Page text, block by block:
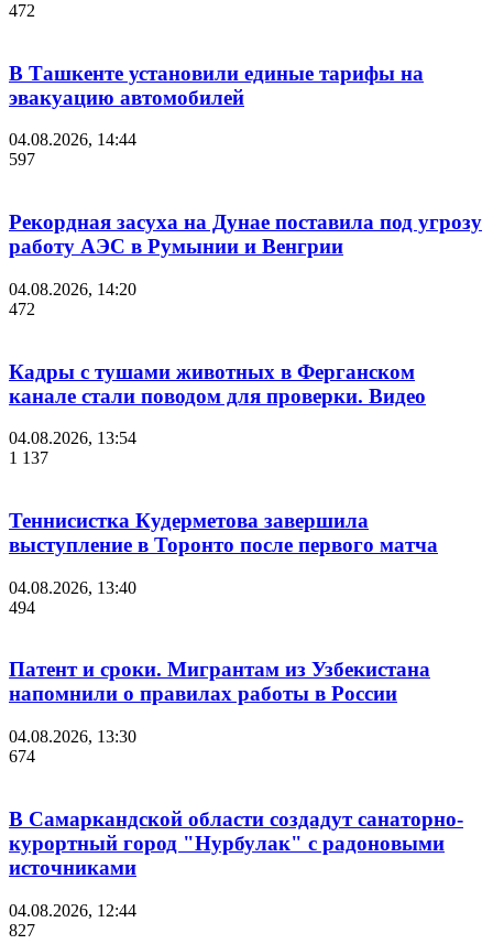
472
В Ташкенте установили единые тарифы на
эвакуацию автомобилей
04.08.2026, 14:44
597
Рекордная засуха на Дунае поставила под угрозу
работу АЭС в Румынии и Венгрии
04.08.2026, 14:20
472
Кадры с тушами животных в Ферганском
канале стали поводом для проверки. Видео
04.08.2026, 13:54
1 137
Теннисистка Кудерметова завершила
выступление в Торонто после первого матча
04.08.2026, 13:40
494
Патент и сроки. Мигрантам из Узбекистана
напомнили о правилах работы в России
04.08.2026, 13:30
674
В Самаркандской области создадут санаторно-
курортный город "Нурбулак" с радоновыми
источниками
04.08.2026, 12:44
827